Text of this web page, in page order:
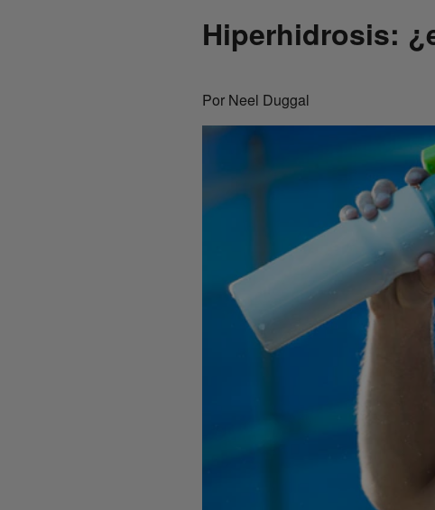
Hiperhidrosis:
Por Neel Duggal